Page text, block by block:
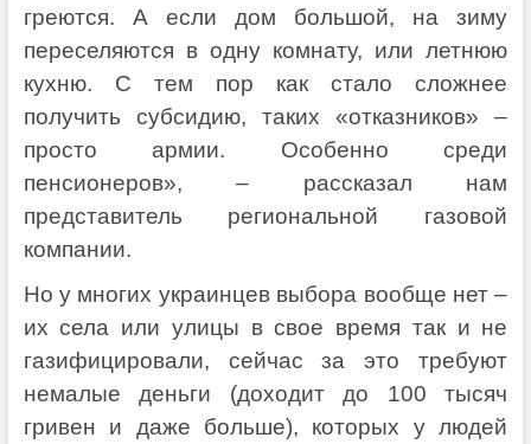
греются. А если дом большой, на зиму
переселяются в одну комнату, или летнюю
кухню. С тем пор как стало сложнее
получить субсидию, таких «отказников» –
просто армии. Особенно среди
пенсионеров», – рассказал нам
представитель региональной газовой
компании.
Но у многих украинцев выбора вообще нет –
их села или улицы в свое время так и не
газифицировали, сейчас за это требуют
немалые деньги (доходит до 100 тысяч
гривен и даже больше), которых у людей